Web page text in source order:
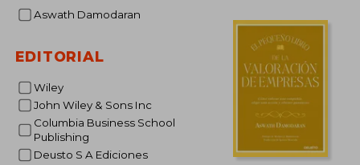
Aswath Damodaran
EDITORIAL
Wiley
John Wiley & Sons Inc
Columbia Business School
Publishing
Deusto S A Ediciones